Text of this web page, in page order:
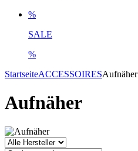
%
SALE
%
StartseiteACCESSOIRESAufnäher
Aufnäher